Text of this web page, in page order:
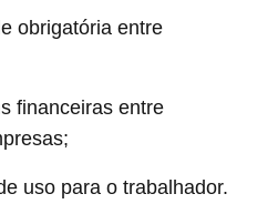
obrigatória entre
financeiras entre
uso para o trabalhador.